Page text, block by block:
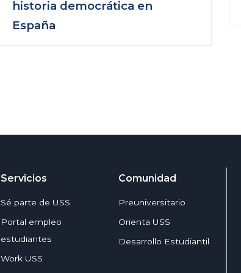
historia democrática en
España
Servicios
Sé parte de USS
Portal empleo
estudiantes
Work USS
Comunidad
Preuniversitario
Orienta USS
Desarrollo Estudiantil